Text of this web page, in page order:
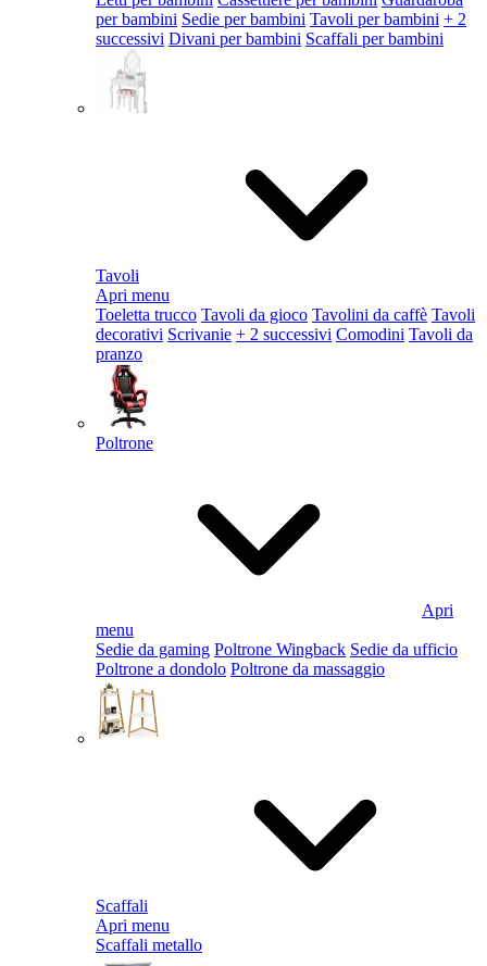
per bambini Sedie per bambini Tavoli per bambini + 2
successivi Divani per bambini Scaffali per bambini
Tavoli
Apri menu
Toeletta trucco Tavoli da gioco Tavolini da caffè Tavoli
decorativi Scrivanie + 2 successivi Comodini Tavoli da
pranzo
Poltrone
Apri
menu
Sedie da gaming Poltrone Wingback Sedie da ufficio
Poltrone a dondolo Poltrone da massaggio
Scaffali
Apri menu
Scaffali metallo